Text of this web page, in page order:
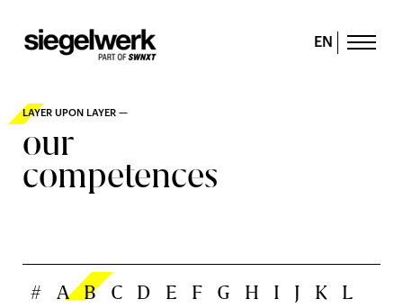
EN
LAYER UPON LAYER —
our
competences
# A B C D E F G H I J K
L